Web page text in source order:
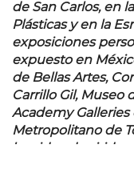
de San Carlos, en
Plásticas y en la
exposiciones
expuesto en
de Bellas Artes,
Carrillo Gil, Museo
Academy Galleries
Metropolitano de
ha sido adquirida